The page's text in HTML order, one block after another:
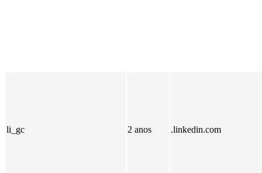
li_gc 2 anos .linkedin.com